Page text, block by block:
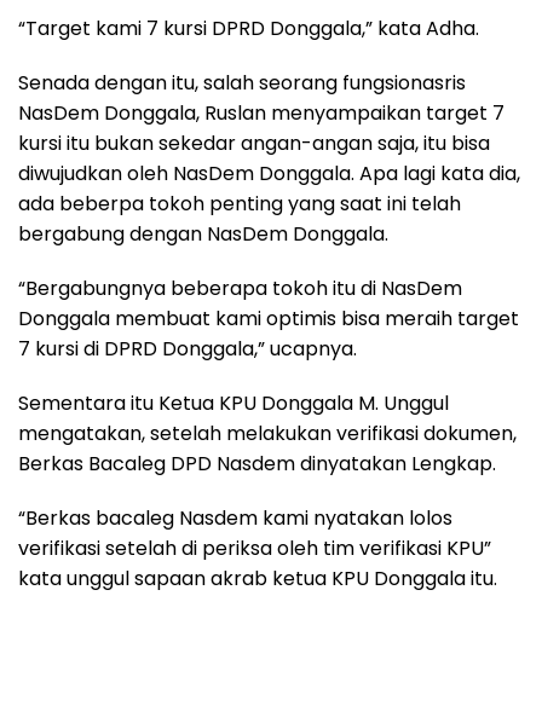
“Target kami 7 kursi DPRD Donggala,” kata Adha.
Senada dengan itu, salah seorang fungsionasris
NasDem Donggala, Ruslan menyampaikan target 7
kursi itu bukan sekedar angan-angan saja, itu bisa
diwujudkan oleh NasDem Donggala. Apa lagi kata dia,
ada beberpa tokoh penting yang saat ini telah
bergabung dengan NasDem Donggala.
“Bergabungnya beberapa tokoh itu di NasDem
Donggala membuat kami optimis bisa meraih target
7 kursi di DPRD Donggala,” ucapnya.
Sementara itu Ketua KPU Donggala M. Unggul
mengatakan, setelah melakukan verifikasi dokumen,
Berkas Bacaleg DPD Nasdem dinyatakan Lengkap.
“Berkas bacaleg Nasdem kami nyatakan lolos
verifikasi setelah di periksa oleh tim verifikasi KPU”
kata unggul sapaan akrab ketua KPU Donggala itu.